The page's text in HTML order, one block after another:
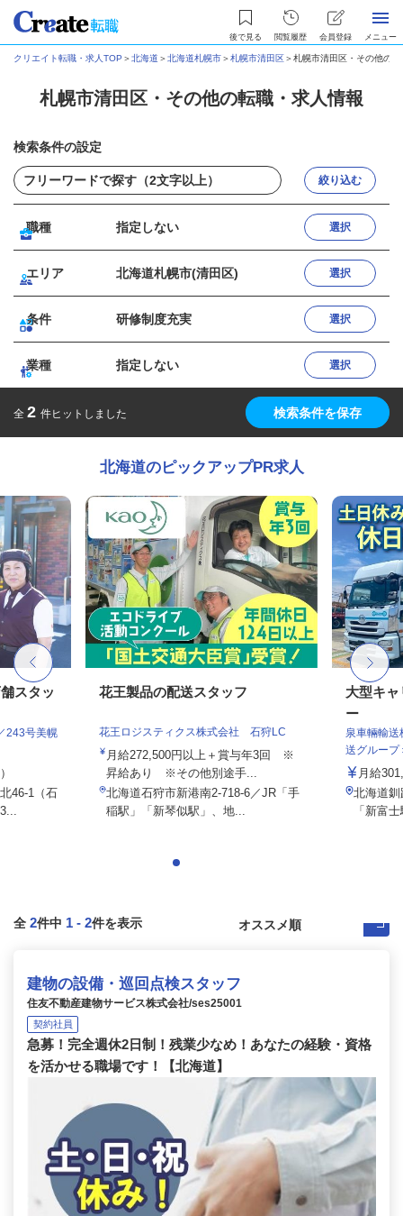
後で見る 閲覧履歴 会員登録 メニュー
クリエイト転職・求人TOP ＞北海道 ＞北海道札幌市＞札幌市清田区＞札幌市清田区・その他の
札幌市清田区・その他の転職・求人情報
検索条件の設定
絞り込む
職種 指定しない 選択
エリア 北海道札幌市(清田区) 選択
条件 研修制度充実 選択
業種 指定しない 選択
全 2 件ヒットしました 検索条件を保存
北海道のピックアップPR求人
スタッ
243号美幌
46-1（石
花王製品の配送スタッフ
花王ロジスティクス株式会社 石狩LC
月給272,500円以上＋賞与年3回 ※
昇給あり ※その他別途手...
北海道石狩市新港南2-718-6／JR「手
稲駅」「新琴似駅」、地...
大型キ
ー
泉車輛輸
送グループ
月給
北海道釧
「新富
全 2件中 1 - 2件を表示
建物の設備・巡回点検スタッフ
住友不動産建物サービス株式会社/ses25001
契約社員
急募！完全週休2日制！残業少なめ！あなたの経験・資格
を活かせる職場です！【北海道】